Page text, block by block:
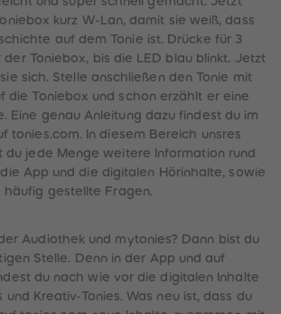
kurz W-Lan, damit sie weiß, dass
auf dem Tonie ist. Drücke für 3
der Toniebox, bis die LED blau blinkt. Jetzt
sich. Stelle anschließen den Tonie mit
die Toniebox und schon erzählt er eine
Eine genau Anleitung dazu findest du im
tonies.com. In diesem Bereich unsres
du jede Menge weitere Information rund
App und die digitalen Hörinhalte, sowie
häufig gestellte Fragen.
Audiothek und mytonies? Dann bist du
Stelle. Denn in der App und auf
du nach wie vor die digitalen Inhalte
und Kreativ-Tonies. Was neu ist, dass du